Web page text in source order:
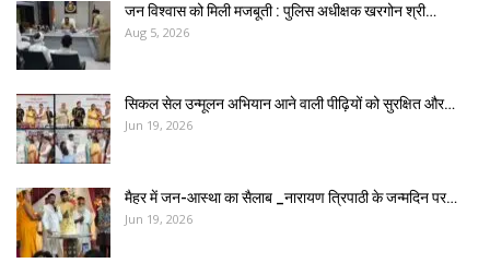
जन विश्वास को मिली मजबूती : पुलिस अधीक्षक खरगोन श्री…
Aug 5, 2026
सिकल सेल उन्मूलन अभियान आने वाली पीढ़ियों को सुरक्षित और…
Jun 19, 2026
मैहर में जन-आस्था का सैलाब _नारायण त्रिपाठी के जन्मदिन पर…
Jun 19, 2026